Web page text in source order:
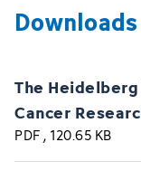
Downloads
The
Cancer
PDF, 120.65 KB